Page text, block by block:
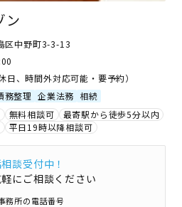
ン
区中野町3-3-13
日、時間外対応可能・要予約）
務整理 企業法務 相続
無料相談可
最寄駅から徒歩5分以内
平日19時以降相談可
談受付中！
にご相談ください
務所の電話番号